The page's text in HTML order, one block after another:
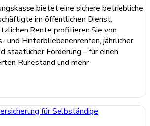
bietet eine sichere betriebliche
im öffentlichen Dienst.
Rente profitieren Sie von
und Hinterbliebenenrenten, jährlicher
staatlicher Förderung – für einen
Ruhestand und mehr